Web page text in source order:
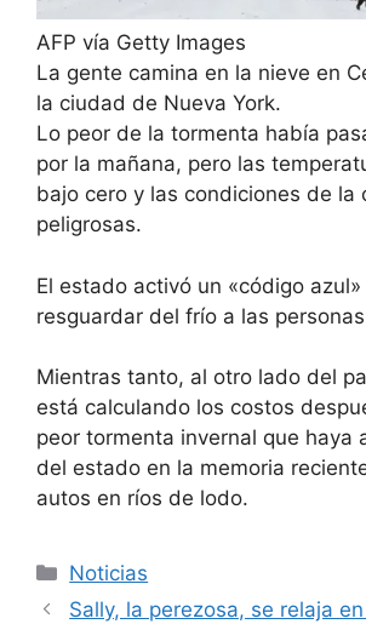
AFP vía Getty Images
La gente camina en la nieve en
la ciudad de Nueva York.
Lo peor de la tormenta había
por la mañana, pero las
bajo cero y las condiciones de la
peligrosas.
El estado activó un «código azul»
resguardar del frío a las
Mientras tanto, al otro lado del
está calculando los costos
peor tormenta invernal que haya
del estado en la memoria
autos en ríos de lodo.
Categorías
Noticias
Sally, la perezosa, se relaja